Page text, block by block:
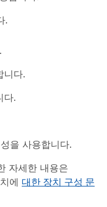
.
니다.
다.
을 사용합니다.
자세한 내용은
에 대한 장치 구성 문